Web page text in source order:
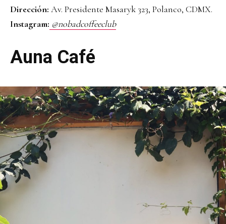
Dirección: Av. Presidente Masaryk 323, Polanco, CDMX.
Instagram: @nobadcoffeeclub
Auna Café